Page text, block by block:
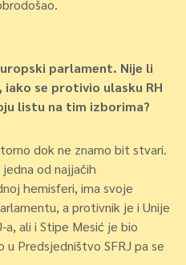
parlament. Nije li
se protivio ulasku RH
listu na tim izborima?
dok ne znamo bit stvari.
od najjačih
hemisferi, ima svoje
a protivnik je i Unije
a, ali i Stipe Mesić je bio
Predsjedništvo SFRJ pa se